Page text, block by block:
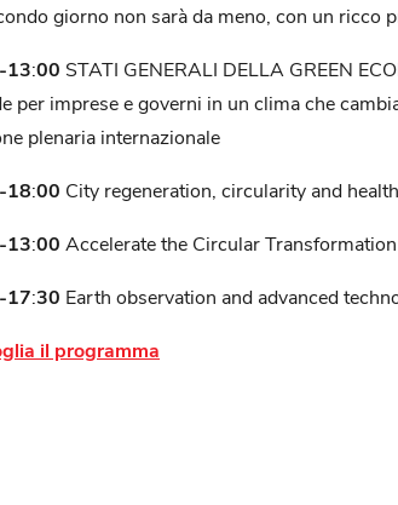
giorno non sarà da meno, con un ricco
13:00 STATI GENERALI DELLA GREEN
per imprese e governi in un clima che
plenaria internazionale
18:00 City regeneration, circularity and
13:00 Accelerate the Circular
17:30 Earth observation and advanced
il programma